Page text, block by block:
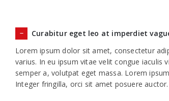
Curabitur eget leo at imperdiet
Lorem ipsum dolor sit amet, consectetur
varius. In eu ipsum vitae velit congue iaculis
semper a, volutpat eget massa. Lorem
Integer fringilla, orci sit amet posuere auctor.